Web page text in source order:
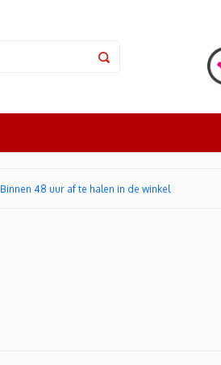
Binnen 48 uur af te halen in de winkel